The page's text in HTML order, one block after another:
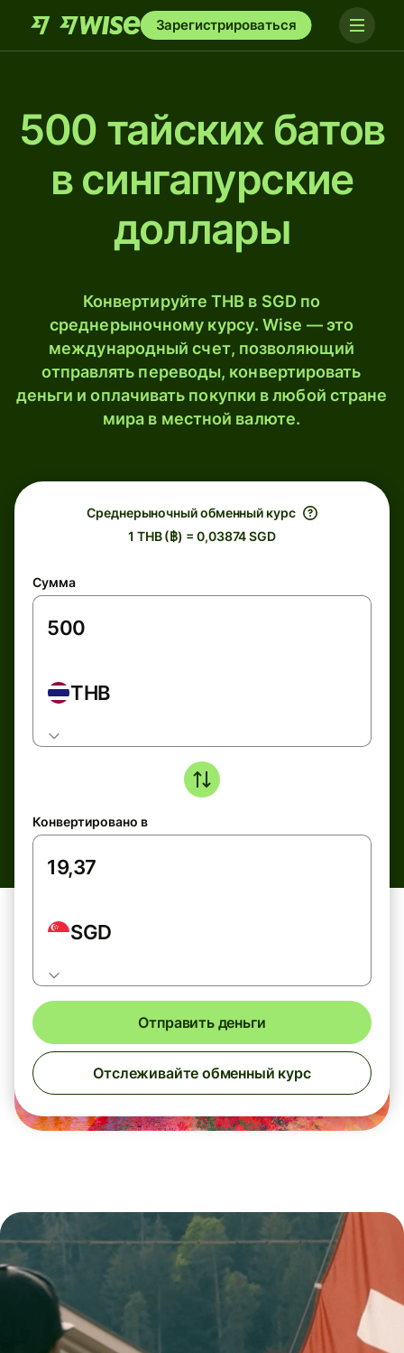
Зарегистрироваться
500 тайских батов
в сингапурские
доллары
Конвертируйте THB в SGD по
среднерыночному курсу. Wise — это
международный счет, позволяющий
отправлять переводы, конвертировать
деньги и оплачивать покупки в любой стране
мира в местной валюте.
Среднерыночный обменный курс
1 THB (฿) = 0,03874 SGD
Сумма
THB
Конвертировано в
SGD
Отправить деньги
Отслеживайте обменный курс